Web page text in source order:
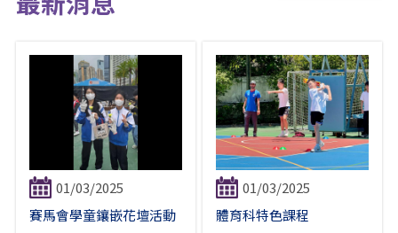
01/03/2025
賽馬會學童鑲嵌花壇活動
01/03/2025
體育科特色課程